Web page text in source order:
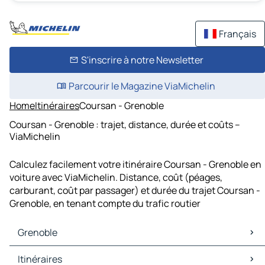
Français
S'inscrire à notre Newsletter
Parcourir le Magazine ViaMichelin
HomeItinérairesCoursan - Grenoble
Coursan - Grenoble : trajet, distance, durée et coûts –
ViaMichelin
Calculez facilement votre itinéraire Coursan - Grenoble en
voiture avec ViaMichelin. Distance, coût (péages,
carburant, coût par passager) et durée du trajet Coursan -
Grenoble, en tenant compte du trafic routier
Grenoble
Grenoble Cartes et plans
Itinéraires